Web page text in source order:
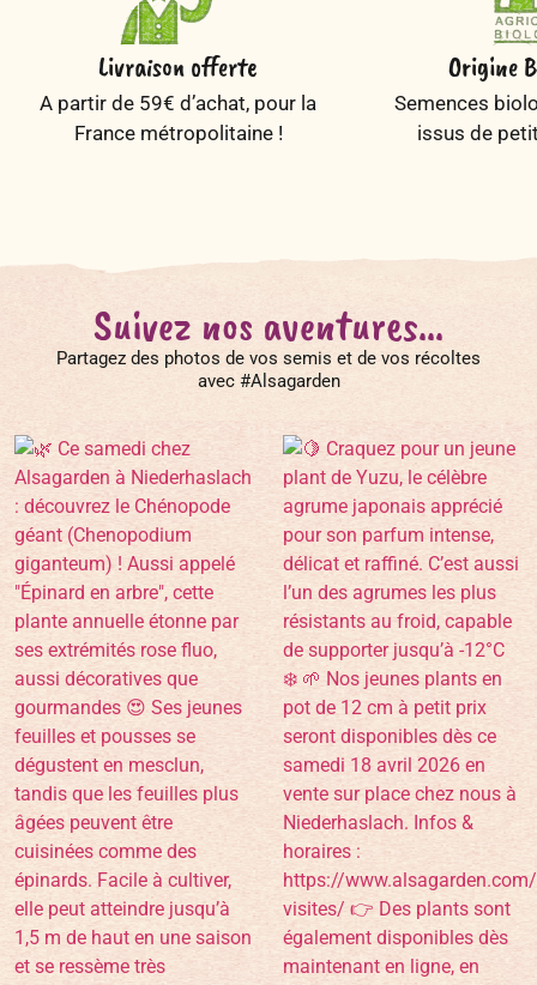
Livraison offerte
A partir de 59€ d’achat, pour la
France métropolitaine !
Origine
Semences
issus de
Suivez nos aventures...
Partagez des photos de vos semis et de vos récoltes
avec #Alsagarden